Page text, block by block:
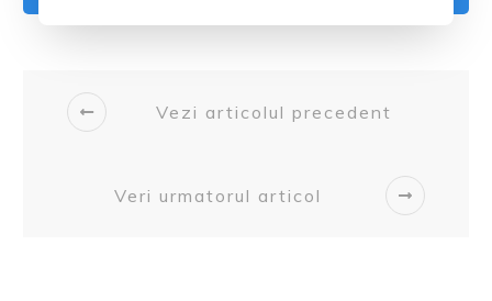
Vezi articolul precedent
Veri urmatorul articol